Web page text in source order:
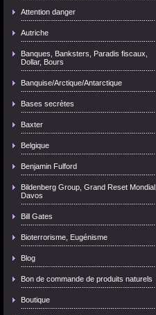
Attention danger
Autriche
Banques, Banksters, Paradis fiscaux,
Dollar, Bours
Banquise/Arctique/Antarctique
Bases secrètes
Baxter
Belgique
Benjamin Fulford
Bildenberg Group, Grand Reset Mondial,
Davos
Bill Gates
Bioterrorisme, Eugénisme
Blog
Bon de commande de produits naturels
Boutique